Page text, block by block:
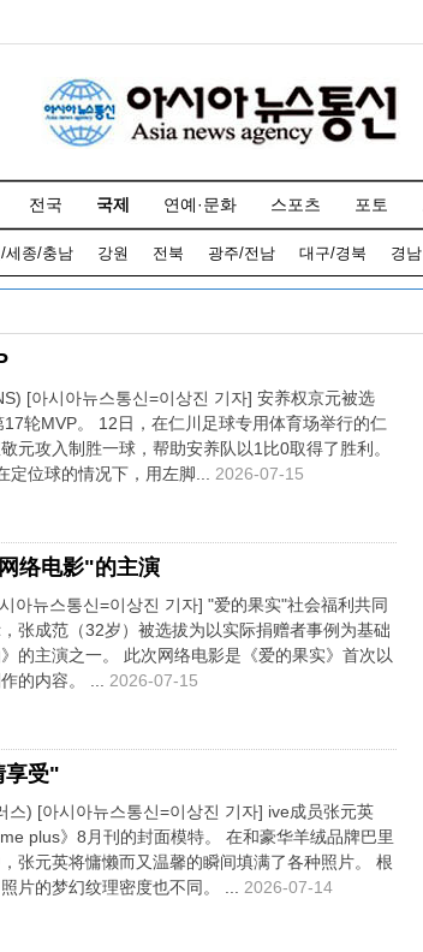
전국 국제 연예·문화 스포츠 포토
세종/충남 강원 전북 광주/전남 대구/경북 경남
[아시아뉴스통신=이상진 기자] 安养权京元被选
轮MVP。 12日，在仁川足球专用体育场举行的仁
元攻入制胜一球，帮助安养队以1比0取得了胜利。
定位球的情况下，用左脚... 2026-07-15
络电影"的主演
아뉴스통신=이상진 기자] "爱的果实"社会福利共同
张成范（32岁）被选拔为以实际捐赠者事例为基础
的主演之一。 此次网络电影是《爱的果实》首次以
的内容。 ... 2026-07-15
享受"
스) [아시아뉴스통신=이상진 기자] ive成员张元英
plus》8月刊的封面模特。 在和豪华羊绒品牌巴里
张元英将慵懒而又温馨的瞬间填满了各种照片。 根
片的梦幻纹理密度也不同。 ... 2026-07-14